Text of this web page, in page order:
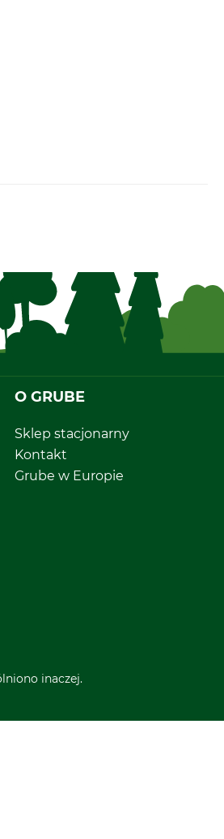
O GRUBE
Sklep stacjonarny
Kontakt
Grube w Europie
inaczej.